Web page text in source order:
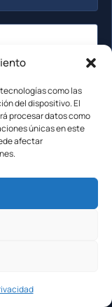
como las
del dispositivo. El
procesar datos como
únicas en este
afectar
Furch
calidad y